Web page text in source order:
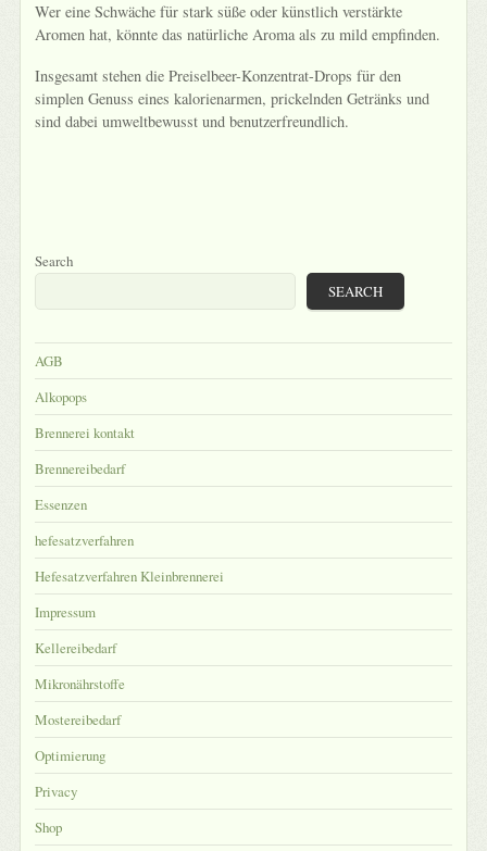
Wer eine Schwäche für stark süße oder künstlich verstärkte
Aromen hat, könnte das natürliche Aroma als zu mild empfinden.
Insgesamt stehen die Preiselbeer-Konzentrat-Drops für den
simplen Genuss eines kalorienarmen, prickelnden Getränks und
sind dabei umweltbewusst und benutzerfreundlich.
Search
SEARCH
AGB
Alkopops
Brennerei kontakt
Brennereibedarf
Essenzen
hefesatzverfahren
Hefesatzverfahren Kleinbrennerei
Impressum
Kellereibedarf
Mikronährstoffe
Mostereibedarf
Optimierung
Privacy
Shop